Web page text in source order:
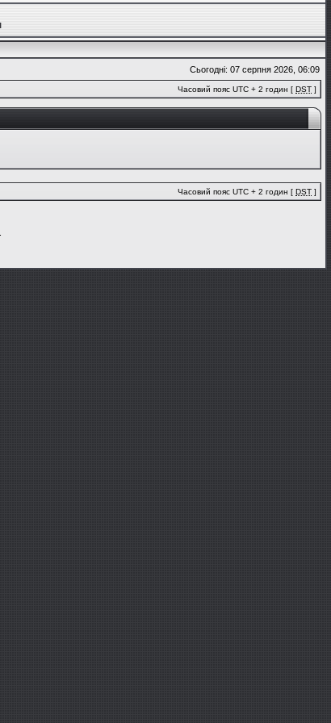
Сьогодні: 07 серпня 2026, 06:09
Часовий пояс UTC + 2 годин [ DST ]
Часовий пояс UTC + 2 годин [ DST ]